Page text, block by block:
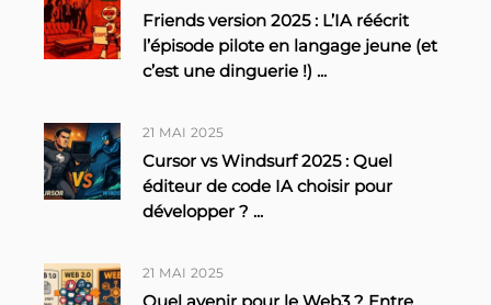
Friends version 2025 : L’IA réécrit
l’épisode pilote en langage jeune (et
c’est une dinguerie !) ...
21 MAI 2025
Cursor vs Windsurf 2025 : Quel
éditeur de code IA choisir pour
développer ? ...
21 MAI 2025